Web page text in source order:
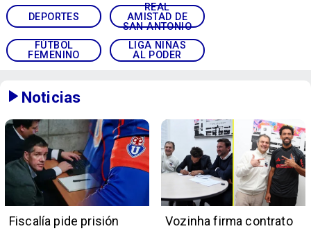
DEPORTES
REAL
AMISTAD DE
SAN ANTONIO
FÚTBOL
FEMENINO
LIGA NIÑAS
AL PODER
Noticias
Fiscalía pide prisión
Vozinha firma contrato